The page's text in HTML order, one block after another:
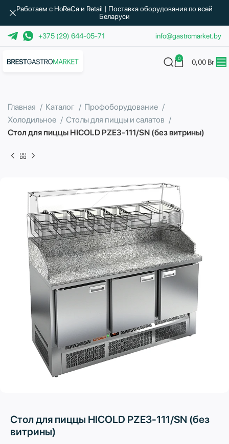
+375 (29) 644-05-71 info@gastromarket.by
0 0,00 Br
Главная Каталог
Профоборудование
Холодильное
Столы для пиццы и салатов
Стол для пиццы HICOLD PZE3-111/SN (без витрины)
Стол для пиццы HICOLD PZE3-111/SN (без
витрины)
Работаем с HoReCa и Retail | Поставка оборудования по всей
Беларуси